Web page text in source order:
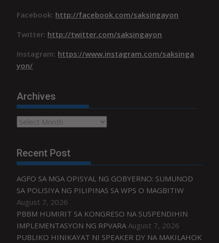
Facebook: http://facebook.com/saksingayon
Twitter: http://twitter.com/saksingayon
Instagram: https://www.instagram.com/saksinga
yon/
Archives
Archives
Recent Post
AGFO SA MGA OPISYAL NG GOBYERNO: SUMUNOD
SA POLISIYA NG PILIPINAS SA WPS O MAGBITIW
August 7, 2026
PBBM HUMIRIT SA KONGRESO NA SUSPENDIHIN
IMPLEMENTASYON NG RPVARA August 7, 2026
PUBLIKO HINIKAYAT NI SPEAKER DY NA MAKILAHOK